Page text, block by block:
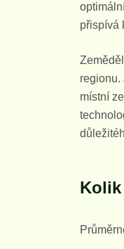
přispívá
regionu.
místní